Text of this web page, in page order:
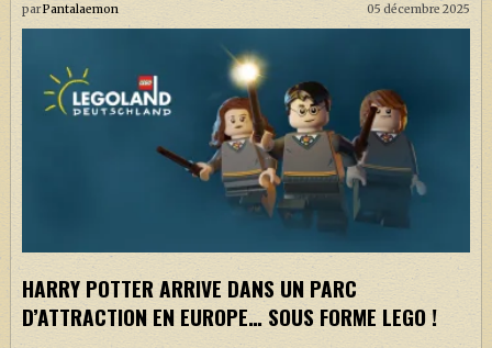
parPantalaemon 05 décembre 2025
HARRY POTTER ARRIVE DANS UN PARC
D’ATTRACTION EN EUROPE… SOUS FORME LEGO !